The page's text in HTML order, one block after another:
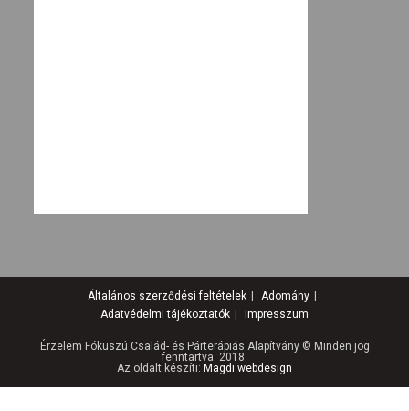
Általános szerződési feltételek
Adomány
Adatvédelmi tájékoztatók
Impresszum
Érzelem Fókuszú Család- és Párterápiás Alapítvány © Minden jog
fenntartva. 2018.
Az oldalt készíti: Magdi webdesign